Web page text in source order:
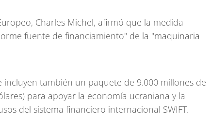
Charles Michel, afirmó que la medida
fuente de financiamiento" de la "maquinaria
incluyen también un paquete de 9.000 millones de
para apoyar la economía ucraniana y la
del sistema financiero internacional SWIFT.